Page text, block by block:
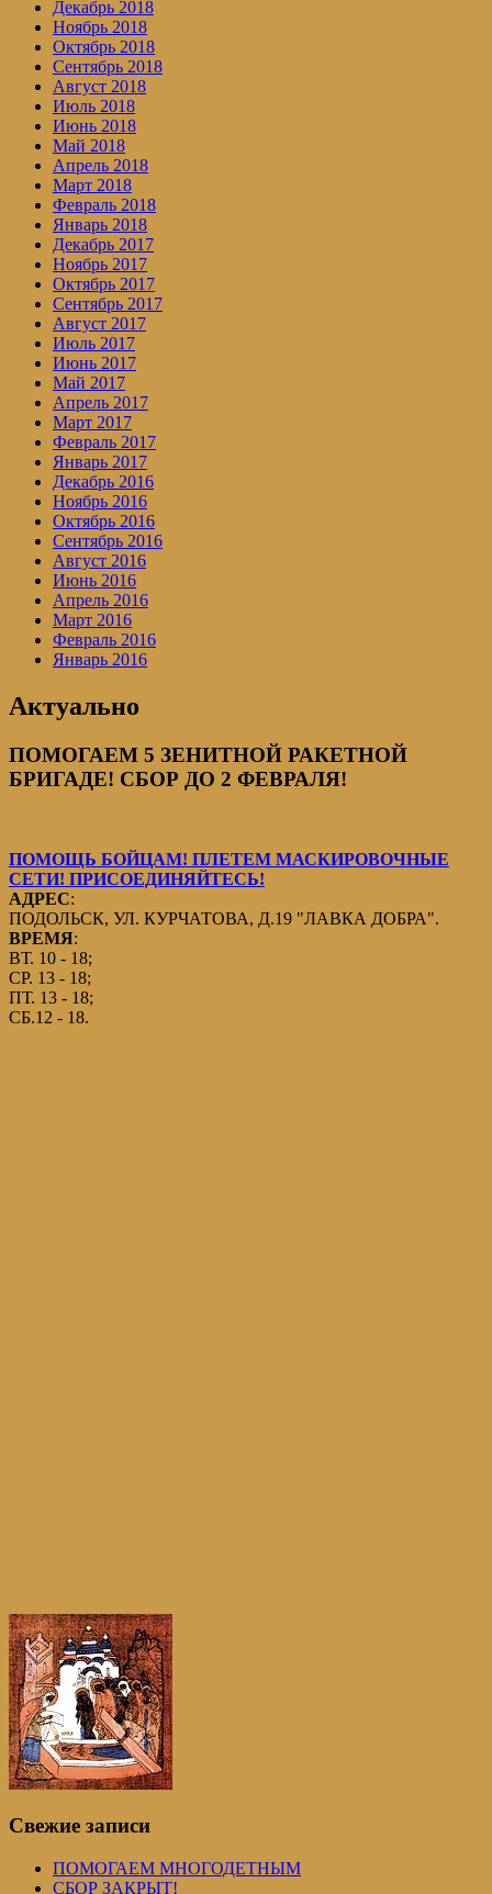
Декабрь 2018
Ноябрь 2018
Октябрь 2018
Сентябрь 2018
Август 2018
Июль 2018
Июнь 2018
Май 2018
Апрель 2018
Март 2018
Февраль 2018
Январь 2018
Декабрь 2017
Ноябрь 2017
Октябрь 2017
Сентябрь 2017
Август 2017
Июль 2017
Июнь 2017
Май 2017
Апрель 2017
Март 2017
Февраль 2017
Январь 2017
Декабрь 2016
Ноябрь 2016
Октябрь 2016
Сентябрь 2016
Август 2016
Июнь 2016
Апрель 2016
Март 2016
Февраль 2016
Январь 2016
Актуально
ПОМОГАЕМ 5 ЗЕНИТНОЙ РАКЕТНОЙ
БРИГАДЕ! СБОР ДО 2 ФЕВРАЛЯ!
ПОМОЩЬ БОЙЦАМ! ПЛЕТЕМ МАСКИРОВОЧНЫЕ
СЕТИ! ПРИСОЕДИНЯЙТЕСЬ!
АДРЕС:
ПОДОЛЬСК, УЛ. КУРЧАТОВА, Д.19 "ЛАВКА ДОБРА".
ВРЕМЯ:
ВТ. 10 - 18;
СР. 13 - 18;
ПТ. 13 - 18;
СБ.12 - 18.
Свежие записи
ПОМОГАЕМ МНОГОДЕТНЫМ
СБОР ЗАКРЫТ!